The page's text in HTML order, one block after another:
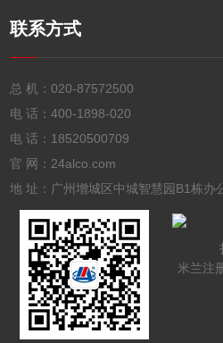
联系方式
总 机：020-87572500
电 话：400-1898-020
电 话： 18520500709
官 网：24alco.com
地 址：广州增城区中城智慧园B1栋办
米兰注